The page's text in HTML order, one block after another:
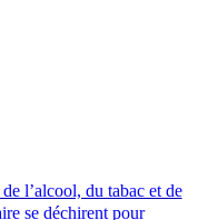
l’alcool, du tabac et de
se déchirent pour